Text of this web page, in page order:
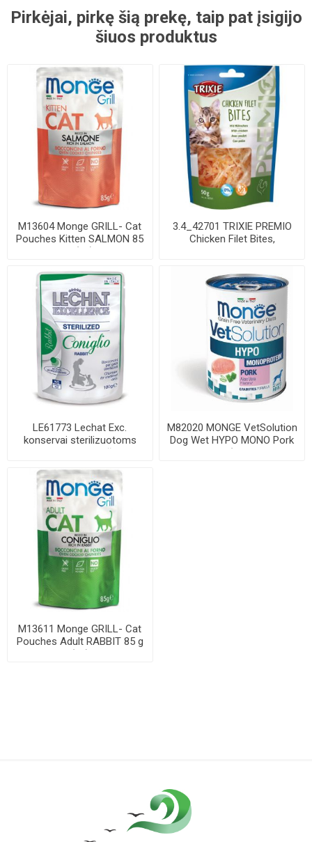
Pirkėjai, pirkę šią prekę, taip pat įsigijo
šiuos produktus
M13604 Monge GRILL- Cat
Pouches Kitten SALMON 85
g (28)
3.4_42701 TRIXIE PREMIO
Chicken Filet Bites,
LE61773 Lechat Exc.
konservai sterilizuotoms
katėms su triuš...
M82020 MONGE VetSolution
Dog Wet HYPO MONO Pork
400 g (pak.1...
M13611 Monge GRILL- Cat
Pouches Adult RABBIT 85 g
(28)